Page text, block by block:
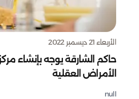
الأربعاء 21 ديسمبر 2022
حاكم الشارقة يوجه بإنشاء
الأمراض العقلية
null